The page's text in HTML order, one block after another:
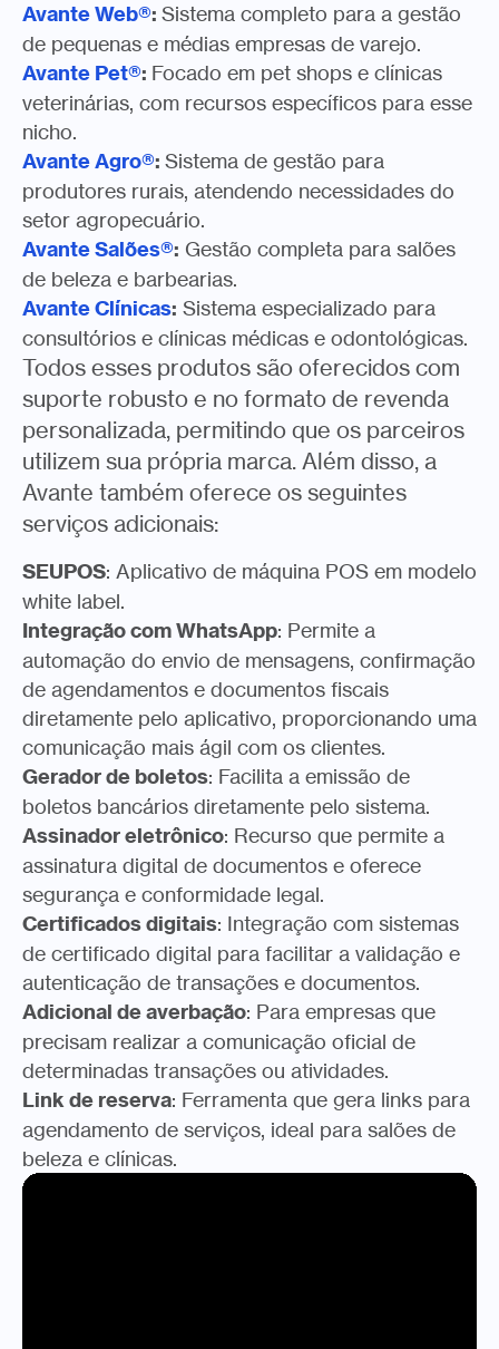
Avante Web®: Sistema completo para a gestão
de pequenas e médias empresas de varejo.
Avante Pet®: Focado em pet shops e clínicas
veterinárias, com recursos específicos para esse
nicho.
Avante Agro®: Sistema de gestão para
produtores rurais, atendendo necessidades do
setor agropecuário.
Avante Salões®: Gestão completa para salões
de beleza e barbearias.
Avante Clínicas: Sistema especializado para
consultórios e clínicas médicas e odontológicas.
Todos esses produtos são oferecidos com
suporte robusto e no formato de revenda
personalizada, permitindo que os parceiros
utilizem sua própria marca. Além disso, a
Avante também oferece os seguintes
serviços adicionais:
SEUPOS: Aplicativo de máquina POS em modelo
white label.
Integração com WhatsApp: Permite a
automação do envio de mensagens, confirmação
de agendamentos e documentos fiscais
diretamente pelo aplicativo, proporcionando uma
comunicação mais ágil com os clientes.
Gerador de boletos: Facilita a emissão de
boletos bancários diretamente pelo sistema.
Assinador eletrônico: Recurso que permite a
assinatura digital de documentos e oferece
segurança e conformidade legal.
Certificados digitais: Integração com sistemas
de certificado digital para facilitar a validação e
autenticação de transações e documentos.
Adicional de averbação: Para empresas que
precisam realizar a comunicação oficial de
determinadas transações ou atividades.
Link de reserva: Ferramenta que gera links para
agendamento de serviços, ideal para salões de
beleza e clínicas.